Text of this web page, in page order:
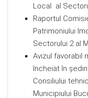
Local al
Raportul
Patrimoniului
Sectorului 2 al
Avizul favorabil
încheiat în
Consiliului
Municipiului